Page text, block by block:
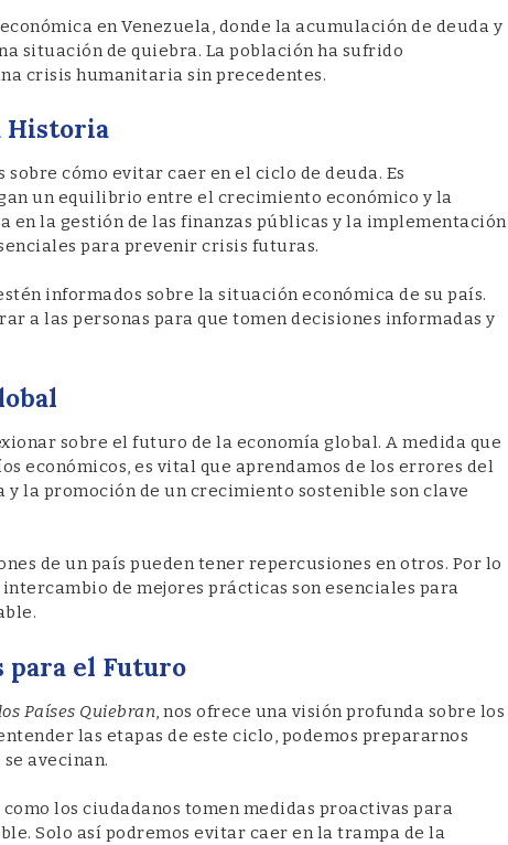
en Venezuela, donde la acumulación de deuda y
situación de quiebra. La población ha sufrido
crisis humanitaria sin precedentes.
Historia
cómo evitar caer en el ciclo de deuda. Es
un equilibrio entre el crecimiento económico y la
en la gestión de las finanzas públicas y la implementación
para prevenir crisis futuras.
informados sobre la situación económica de su país.
a las personas para que tomen decisiones informadas y
sobre el futuro de la economía global. A medida que
económicos, es vital que aprendamos de los errores del
y la promoción de un crecimiento sostenible son clave
de un país pueden tener repercusiones en otros. Por lo
de mejores prácticas son esenciales para
para el Futuro
Países Quiebran, nos ofrece una visión profunda sobre los
las etapas de este ciclo, podemos prepararnos
avecinan.
los ciudadanos tomen medidas proactivas para
Solo así podremos evitar caer en la trampa de la